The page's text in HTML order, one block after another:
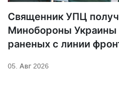
Священник УПЦ
Минобороны Украины
раненых с линии
05. Авг 2026